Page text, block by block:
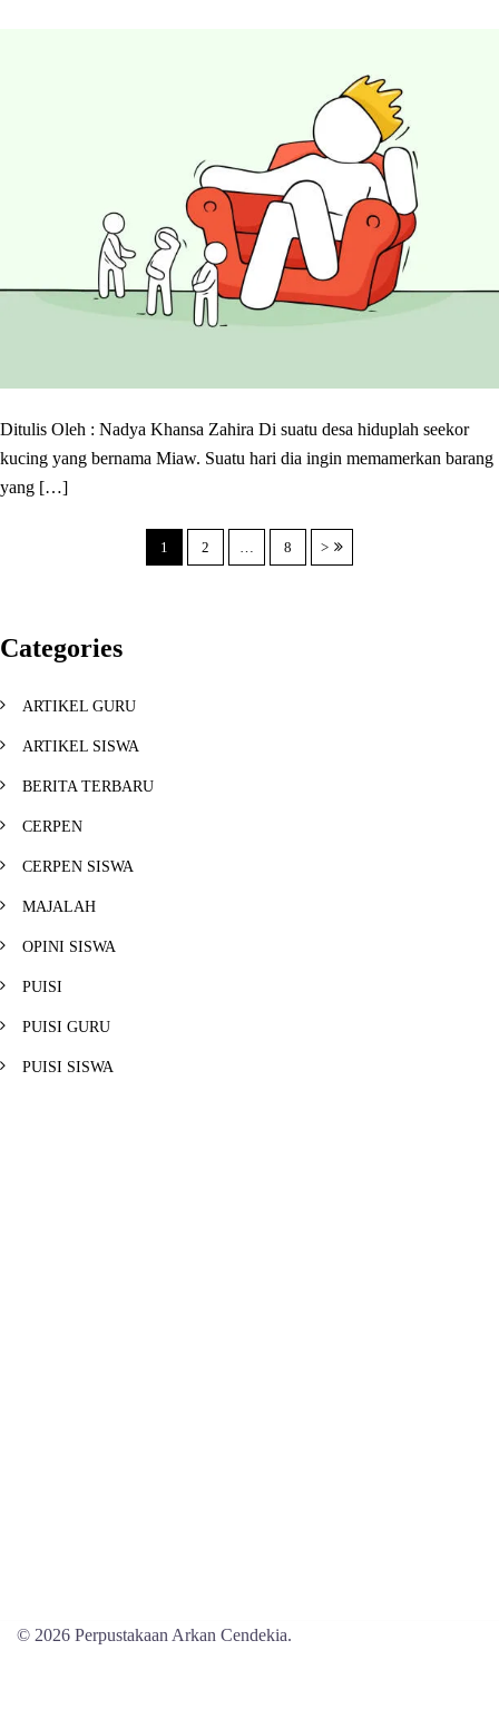
Ditulis Oleh : Nadya Khansa Zahira Di suatu desa hiduplah seekor
kucing yang bernama Miaw. Suatu hari dia ingin memamerkan barang
yang […]
o
1 2 8 >
Categories
ARTIKEL GURU
ARTIKEL SISWA
BERITA TERBARU
CERPEN
CERPEN SISWA
MAJALAH
OPINI SISWA
PUISI
PUISI GURU
PUISI SISWA
© 2026 Perpustakaan Arkan Cendekia.